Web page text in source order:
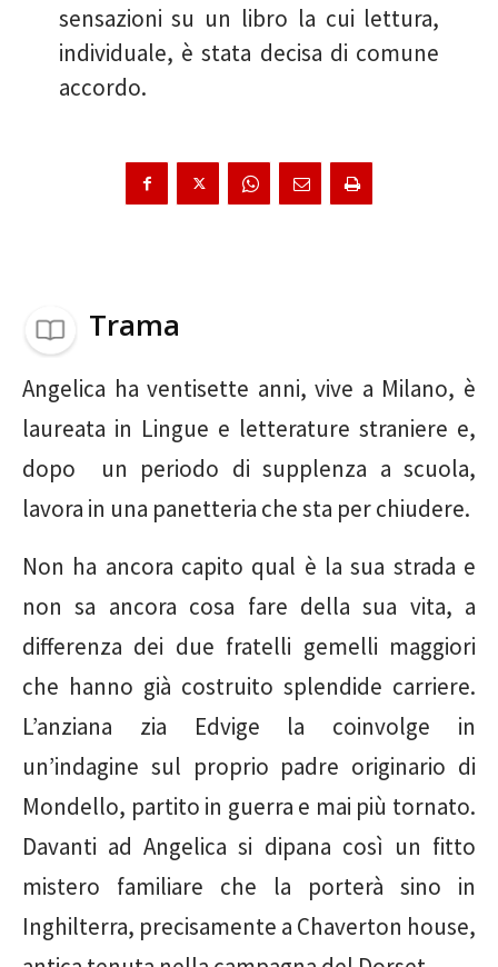
sensazioni su un libro la cui lettura,
individuale, è stata decisa di comune
accordo.
Trama
Angelica ha ventisette anni, vive a Milano, è
laureata in Lingue e letterature straniere e,
dopo un periodo di supplenza a scuola,
lavora in una panetteria che sta per chiudere.
Non ha ancora capito qual è la sua strada e
non sa ancora cosa fare della sua vita, a
differenza dei due fratelli gemelli maggiori
che hanno già costruito splendide carriere.
L’anziana zia Edvige la coinvolge in
un’indagine sul proprio padre originario di
Mondello, partito in guerra e mai più tornato.
Davanti ad Angelica si dipana così un fitto
mistero familiare che la porterà sino in
Inghilterra, precisamente a Chaverton house,